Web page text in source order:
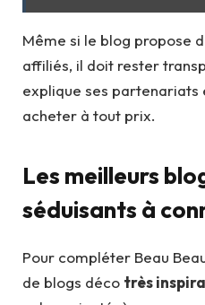
Même si le blog propose
affiliés, il doit rester
explique ses partenariats
acheter à tout prix.
Les meilleurs
séduisants à
Pour compléter Beau
de blogs déco très